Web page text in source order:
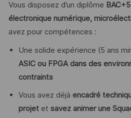
Vous disposez d’un diplôme
électronique numérique,
avez pour compétences :
Une solide expérience (5 ans
ASIC ou FPGA dans des
contraints
Vous avez déjà encadré
projetet savez animer une